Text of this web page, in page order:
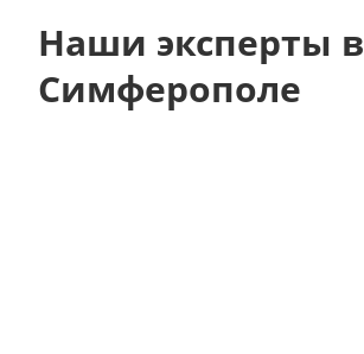
Наши эксперты в
Симферополе